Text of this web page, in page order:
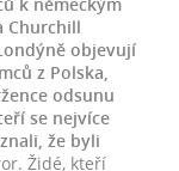
Churchill
objevují
z Polska,
odsunu
se nejvíce
že byli
Židé, kteří